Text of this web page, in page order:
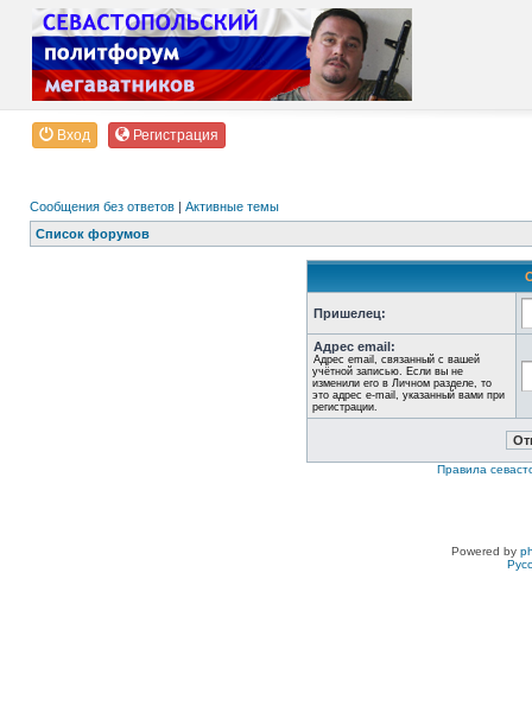
Вход Регистрация
Сообщения без ответов | Активные темы
Список форумов
Пришелец:
Адрес email:
Адрес email, связанный с вашей
учётной записью. Если вы не
изменили его в Личном разделе, то
это адрес e-mail, указанный вами при
регистрации.
Правила
Powered by